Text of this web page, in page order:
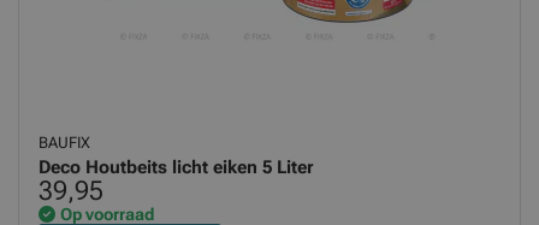
BAUFIX
Deco Houtbeits licht eiken 5 Liter
39,95
Op voorraad